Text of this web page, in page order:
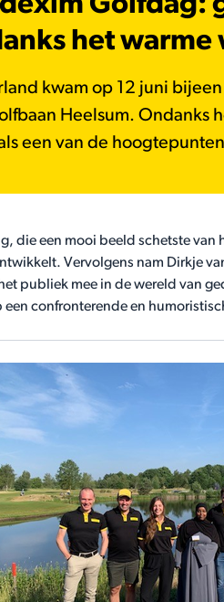
het warme
kwam op 12 juni
Heelsum. Ondanks
een van de
die een mooi beeld schetste
Vervolgens nam Dirkje
publiek mee in de wereld van
confronterende en